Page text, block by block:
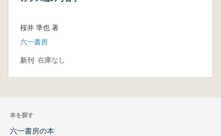
桜井 準也 著
六一書房
新刊 在庫なし
本を探す
六一書房の本